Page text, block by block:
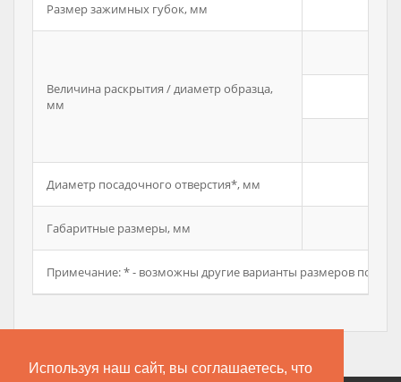
Используя наш сайт, вы соглашаетесь, что
Размер зажимных губок, мм
Величина раскрытия / диаметр образца,
мм
Диаметр посадочного отверстия*, мм
Габаритные размеры, мм
Примечание: * - возможны другие варианты размеров по